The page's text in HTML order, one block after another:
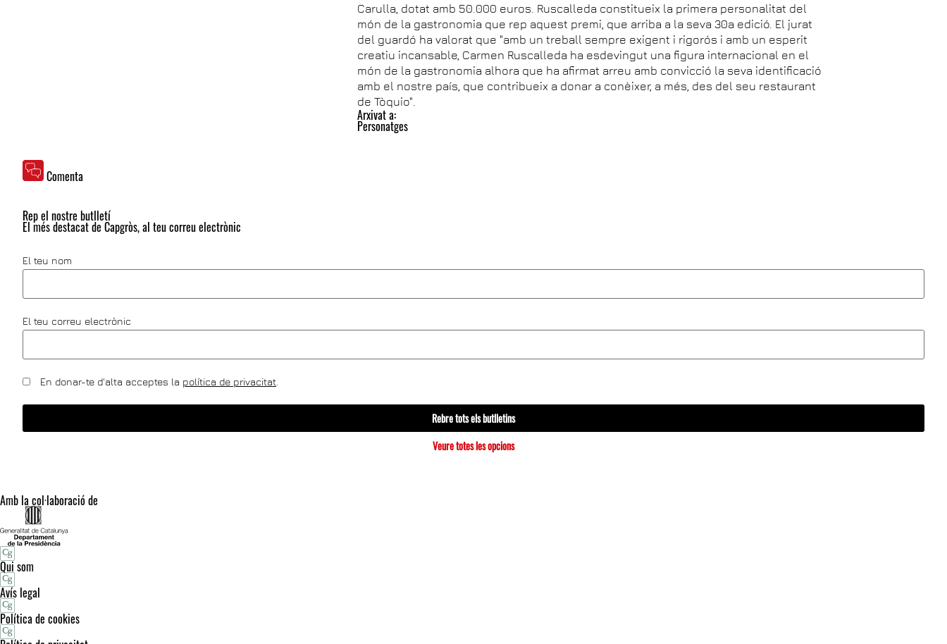
Carulla, dotat amb 50.000 euros. Ruscalleda constitueix la primera personalitat del
món de la gastronomia que rep aquest premi, que arriba a la seva 30a edició. El jurat
del guardó ha valorat que "amb un treball sempre exigent i rigorós i amb un esperit
creatiu incansable, Carmen Ruscalleda ha esdevingut una figura internacional en el
món de la gastronomia alhora que ha afirmat arreu amb convicció la seva identificació
amb el nostre país, que contribueix a donar a conèixer, a més, des del seu restaurant
de Tòquio".
Arxivat a:
Personatges
Comenta
Rep el nostre butlletí
El més destacat de Capgròs, al teu correu electrònic
El teu nom
El teu correu electrònic
En donar-te d'alta acceptes la política de privacitat
Rebre tots els butlletins
Veure totes les opcions
Amb la col·laboració de
Qui som
Avís legal
Política de cookies